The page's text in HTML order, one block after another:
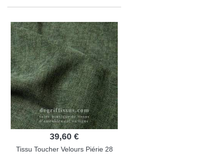
39,60 €
Tissu Toucher Velours Piérie 28